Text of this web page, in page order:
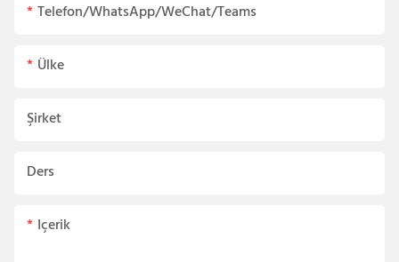
Telefon/WhatsApp/WeChat/Teams
Ülke
Şirket
Ders
Içerik